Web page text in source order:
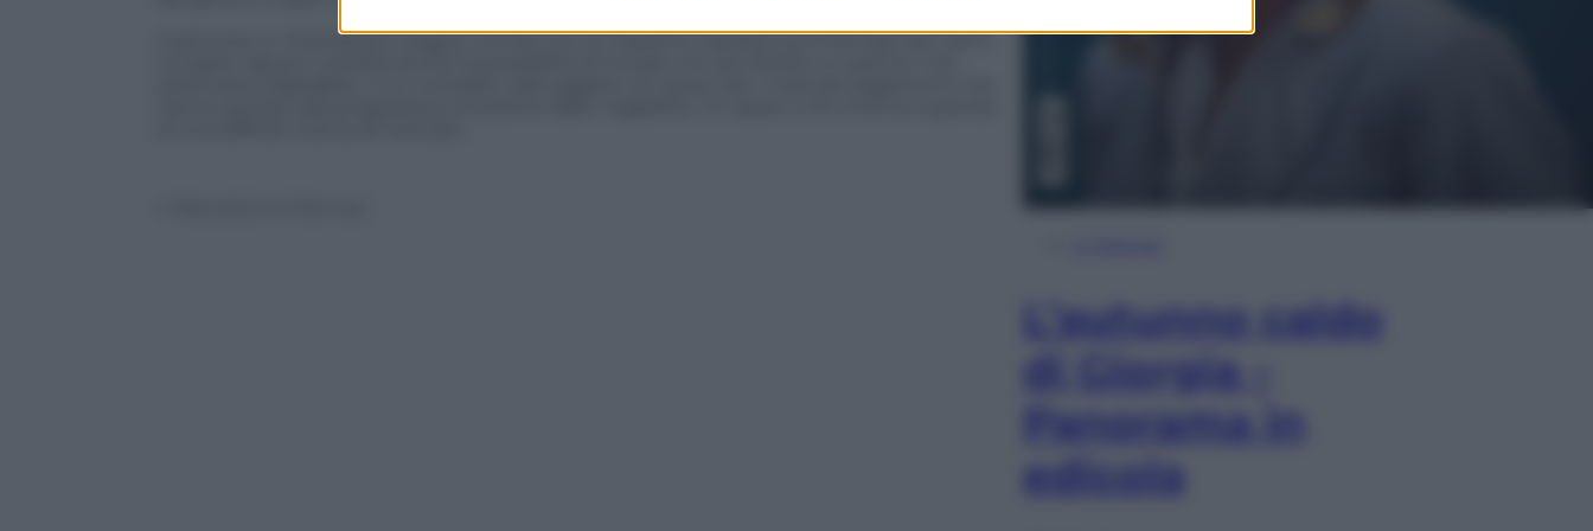
Il percorso in Champions League, torneo con la massima visibilità commerciale del calcio
L’autunno caldo
di Giorgia –
Panorama in
edicola